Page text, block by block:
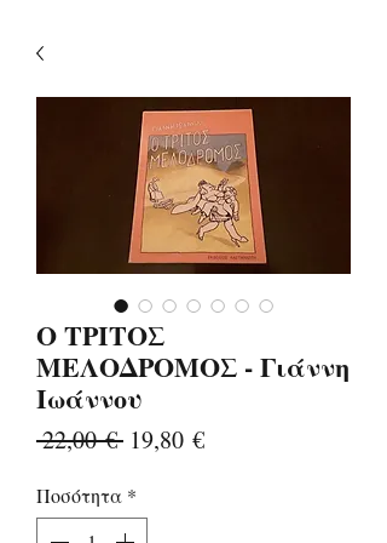
Ο ΤΡΙΤΟΣ
ΜΕΛΟΔΡΟΜΟΣ - Γιάννη
Ιωάννου
22,00 € Κανονική
19,80 €Τιμή
Ποσότητα *